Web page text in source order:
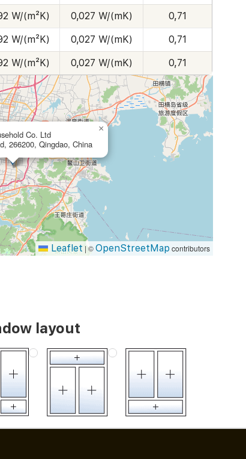
W/(m²K) 0,027 W/(mK) 0,71
W/(m²K) 0,027 W/(mK) 0,71
W/(m²K) 0,027 W/(mK) 0,71
Co. Ltd
266200, Qingdao, China
×
Leaflet |©OpenStreetMap contributors
layout